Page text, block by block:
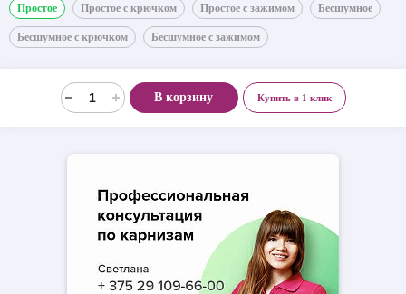
Простое Простое с крючком Простое с зажимом Бесшумное
Бесшумное с крючком Бесшумное с зажимом
В корзину Купить в 1 клик